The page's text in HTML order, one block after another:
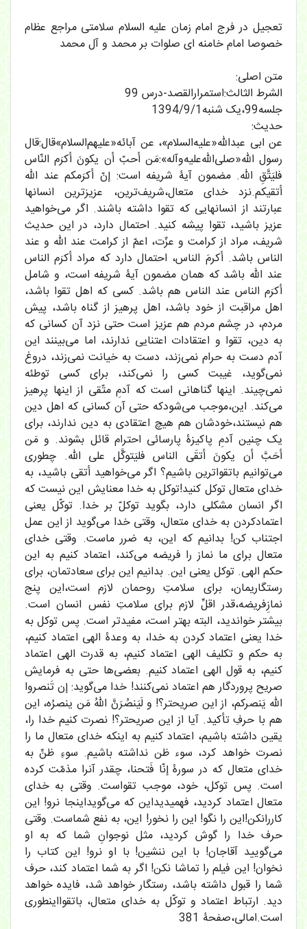
تعجیل در فرج امام زمان علیه السلام سلامتی مراجع عظام
خصوصا امام خامنه ای صلوات بر محمد و آل محمد
متن اصلی:
الشرط الثالث:استمرارالقصد-درس 99
جلسه99،یک شنبه1394/9/1
حدیث:
عن ابی عبدالله«علیه‌السلام»، عن آبائه«علیهم‌السلام»قال:قال
رسول الله«صلی‌الله‌علیه‌وآله»:مَن أحبّ أن یکونَ أکرَم النّاس
فلیَتَّقِ الله. مضمون آیۀ شریفه است: إنّ أکرَمکم عند الله
أتقیکم.نزد خدای متعال،شریف‌ترین، عزیزترین انسانها
عبارتند از انسانهایی که تقوا داشته باشند. اگر می‌خواهید
عزیز باشید، تقوا پیشه کنید. احتمال دارد، در این حدیث
شریف، مراد از کرامت و عزّت، اعمّ از کرامت عند الله و عند
الناس باشد. أکرمَ الناس، احتمال دارد که مراد أکرَم الناس
عند الله باشد که همان مضمون آیۀ شریفه است، و شامل
أکرَم الناس عند الناس هم باشد. کسی که اهل تقوا باشد،
اهل مراقبت از خود باشد، اهل پرهیز از گناه باشد، پیش
مردم، در چشم مردم هم عزیز است حتی نزد آن کسانی که
به دین، تقوا و اعتقادات اعتنایی ندارند، اما می‌بینند این
آدم دست به حرام نمی‌زند، دست به خیانت نمی‌زند، دروغ
نمی‌گوید، غیبت کسی را نمی‌کند، برای کسی توطئه
نمی‌چیند. اینها گناهانی است که آدمِ متّقی از اینها پرهیز
می‌کند. این،موجب می‌شودکه حتی آن کسانی که اهل دین
هم نیستند،خودشان هم هیچ اعتقادی به دین ندارند، برای
یک چنین آدمِ پاکیزۀ پارسائی احترام قائل بشوند. و مَن
أحَبَّ أن یکونَ أتقَی الناس فلیَتوکَّل علی الله. چطوری
می‌توانیم باتقواترین باشیم؟ اگر می‌خواهید أتقی باشید، به
خدای متعال توکل کنید!توکل به خدا معنایش این نیست که
اگر انسان مشکلی دارد، بگوید توکلّ بر خدا. توکّل یعنی
اعتمادکردن به خدای متعال، وقتی خدا می‌گوید از این عمل
اجتناب کن! بدانیم که این، به ضرر ماست. وقتی خدای
متعال برای ما نماز را فریضه می‌کند، اعتماد کنیم به این
حکم الهی. توکل یعنی این. بدانیم این برای سعادتمان، برای
رستگاریمان، برای سلامتِ روحمان لازم است،این پنج
نمازِفریضه،قدر اقلِّ لازم برای سلامتِ نفس انسان است.
بیشتر خواندید، البته بهتر است، مفیدتر است. پس توکل به
خدا یعنی اعتماد کردن به خدا، به وعدۀ الهی اعتماد کنیم،
به حکم و تکلیف الهی اعتماد کنیم، به قدرت الهی اعتماد
کنیم، به قول الهی اعتماد کنیم. بعضی‌ها حتی به فرمایش
صریح پروردگار هم اعتماد نمی‌کنند! خدا می‌گوید: إن تَنصروا
الله یَنصرکم، از این صریحتر؟! و لَیَنصُرَنَّ اللهُ مَن ینصرُه، این
هم با حرفِ تأکید. آیا از این صریحتر؟! نصرت کنیم خدا را،
یقین داشته باشیم، اعتماد کنیم به اینکه خدای متعال ما را
نصرت خواهد کرد، سوء ظن نداشته باشیم. سوءِ ظنِّ به
خدای متعال که در سورۀ إنّا فَتحنا، چقدر آنرا مذمّت کرده
است. پس توکل، خود، موجب تقواست. وقتی به خدای
متعال اعتماد کردید، فهمیدیداین که می‌گویداینجا نرو! این
کاررانکن!این را نگو! این را نخور! این، به نفع شماست. وقتی
حرف خدا را گوش کردید، مثل نوجوانِ شما که به او
می‌گویید آقاجان! با این ننشین! با او نرو! این کتاب را
نخوان! این فیلم را تماشا نکن! اگر به شما اعتماد کند، حرف
شما را قبول داشته باشد، رستگار خواهد شد، فایده خواهد
دید. ارتباط اعتماد و توکّل به خدای متعال، باتقوااینطوری
است.امالی،صفحۀ 381